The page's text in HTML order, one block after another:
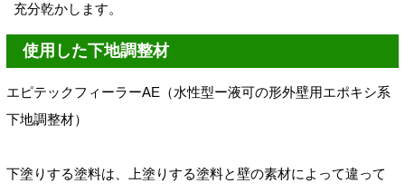
充分乾かします。
使用した下地調整材
エピテックフィーラーAE（水性型ー液可の形外壁用エポキシ系
下地調整材）
下塗りする塗料は、上塗りする塗料と壁の素材によって違って